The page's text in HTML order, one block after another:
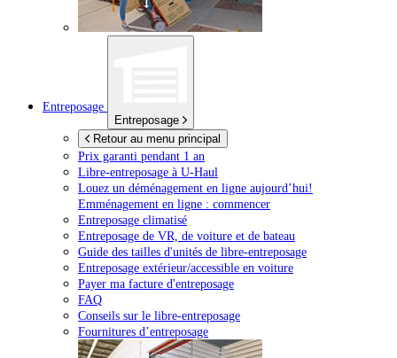
Entreposage
Entreposage
Retour au menu principal
Prix garanti pendant 1 an
Libre-entreposage à U-Haul
Louez un déménagement en ligne aujourd’hui!
Emménagement en ligne : commencer
Entreposage climatisé
Entreposage de VR, de voiture et de bateau
Guide des tailles d'unités de libre-entreposage
Entreposage extérieur/accessible en voiture
Payer ma facture d'entreposage
FAQ
Conseils sur le libre-entreposage
Fournitures d’entreposage